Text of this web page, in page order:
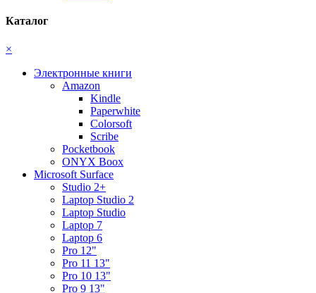
Каталог
×
Электронные книги
Amazon
Kindle
Paperwhite
Colorsoft
Scribe
Pocketbook
ONYX Boox
Microsoft Surface
Studio 2+
Laptop Studio 2
Laptop Studio
Laptop 7
Laptop 6
Pro 12"
Pro 11 13"
Pro 10 13"
Pro 9 13"